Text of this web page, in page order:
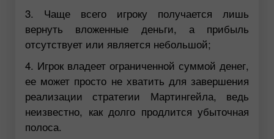
3. Чаще всего игроку получается лишь
вернуть вложенные деньги, а прибыль
отсутствует или является небольшой;
4. Игрок владеет ограниченной суммой денег,
ее может просто не хватить для завершения
реализации стратегии Мартингейла, ведь
неизвестно, как долго продлится убыточная
полоса.